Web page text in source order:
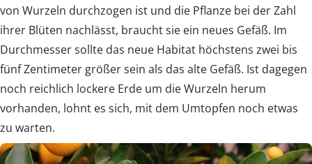
von Wurzeln durchzogen ist und die Pflanze bei der Zahl
ihrer Blüten nachlässt, braucht sie ein neues Gefäß. Im
Durchmesser sollte das neue Habitat höchstens zwei bis
fünf Zentimeter größer sein als das alte Gefäß. Ist dagegen
noch reichlich lockere Erde um die Wurzeln herum
vorhanden, lohnt es sich, mit dem Umtopfen noch etwas
zu warten.